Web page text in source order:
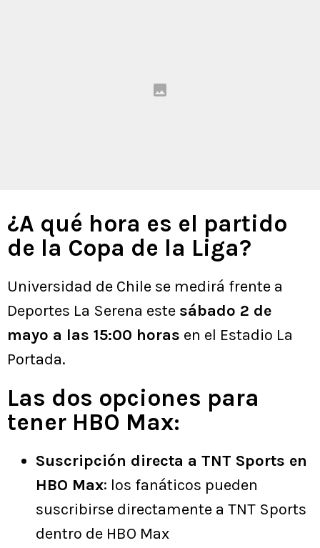
¿A qué hora es el partido
de la Copa de la Liga?
Universidad de Chile se medirá frente a
Deportes La Serena este sábado 2 de
mayo a las 15:00 horas en el Estadio La
Portada.
Las dos opciones para
tener HBO Max:
Suscripción directa a TNT Sports en
HBO Max: los fanáticos pueden
suscribirse directamente a TNT Sports
dentro de HBO Max